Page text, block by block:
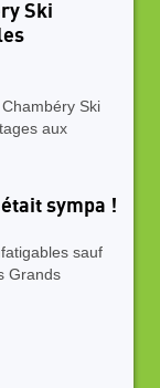
Ski
Ski
aux
sympa !
sauf
Grands